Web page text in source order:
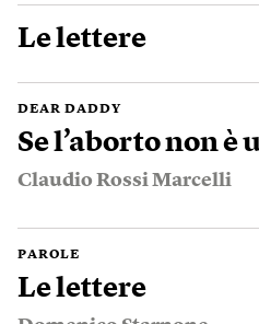
Le lettere
DEAR DADDY
Se l’aborto non è
Claudio Rossi Marcelli
PAROLE
Le lettere